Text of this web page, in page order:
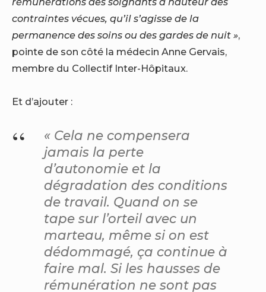
contraintes vécues, qu’il s’agisse de la
permanence des soins ou des gardes de nuit »,
pointe de son côté la médecin Anne Gervais,
membre du Collectif Inter-Hôpitaux.
Et d’ajouter :
« Cela ne compensera
jamais la perte
d’autonomie et la
dégradation des conditions
de travail. Quand on se
tape sur l’orteil avec un
marteau, même si on est
dédommagé, ça continue à
faire mal. Si les hausses de
rémunération ne sont pas